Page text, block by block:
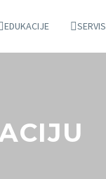
EDUKACIJE SERVIS